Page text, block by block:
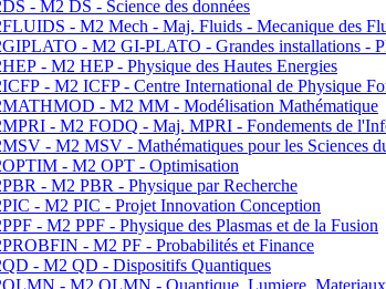
- M2 DS - Science des données
- M2 Mech - Maj. Fluids - Mecanique des
- M2 GI-PLATO - Grandes installations -
- M2 HEP - Physique des Hautes Energies
- M2 ICFP - Centre International de Physique
- M2 MM - Modélisation Mathématique
- M2 FODQ - Maj. MPRI - Fondements de
- M2 MSV - Mathématiques pour les Sciences
- M2 OPT - Optimisation
- M2 PBR - Physique par Recherche
- M2 PIC - Projet Innovation Conception
- M2 PPF - Physique des Plasmas et de la Fusion
- M2 PF - Probabilités et Finance
- M2 QD - Dispositifs Quantiques
- M2 QLMN - Quantique, Lumiere, Materiaux